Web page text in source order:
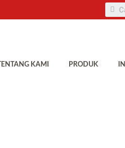
TENTANG KAMI PRODUK